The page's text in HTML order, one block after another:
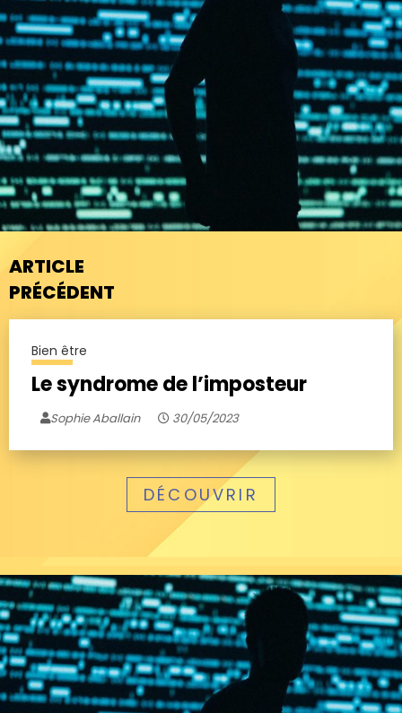
ARTICLE
PRÉCÉDENT
Bien être
Le syndrome de l’imposteur
Sophie Aballain 30/05/2023
DÉCOUVRIR